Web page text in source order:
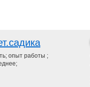
опыт работы ;